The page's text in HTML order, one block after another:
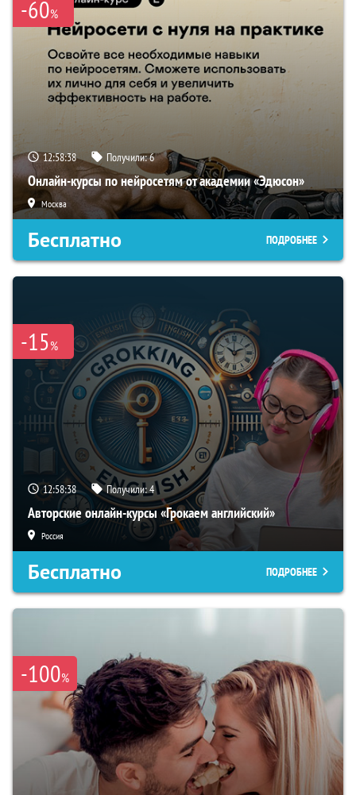
-60%
12:58:37 Получили:6
Онлайн-курсы по нейросетям от академии «Эдюсон»
Москва
Бесплатно ПОДРОБНЕЕ
-15%
12:58:37 Получили:4
Авторские онлайн-курсы «Грокаем английский»
Россия
Бесплатно ПОДРОБНЕЕ
-100%